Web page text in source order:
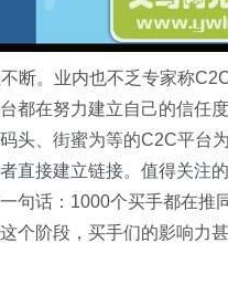
断。业内也不乏专家称
都在努力建立自己的信任
头、街蜜为等的C2C平台
直接建立链接。值得关注
句话：1000个买手都在推
个阶段，买手们的影响力